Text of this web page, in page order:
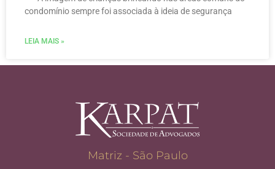
condomínio sempre foi associada à ideia de segurança
LEIA MAIS »
Matriz - São Paulo